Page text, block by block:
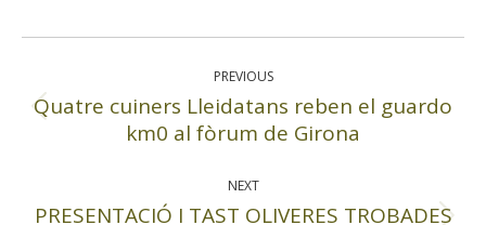
Post
PREVIOUS
Previous
post:
Quatre cuiners Lleidatans reben el guardo
km0 al fòrum de Girona
NEXT
PRESENTACIÓ I TAST OLIVERES TROBADES